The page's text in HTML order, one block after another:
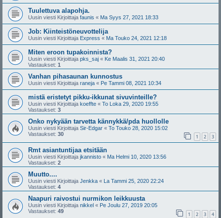
Tuulettuva alapohja.
Uusin viesti Kirjoittaja faunis « Ma Syys 27, 2021 18:33
Job: Kiinteistöneuvottelija
Uusin viesti Kirjoittaja Express « Ma Touko 24, 2021 12:18
Miten eroon tupakoinnista?
Uusin viesti Kirjoittaja pks_saj « Ke Maalis 31, 2021 20:40
Vastaukset: 1
Vanhan pihasaunan kunnostus
Uusin viesti Kirjoittaja raneja « Pe Tammi 08, 2021 10:34
mistä eristetyt pikku-ikkunat sivuvinteille?
Uusin viesti Kirjoittaja koeffte « To Loka 29, 2020 19:55
Vastaukset: 3
Onko nykyään tarvetta kännykkä/pda huollolle
Uusin viesti Kirjoittaja Sir-Edgar « To Touko 28, 2020 15:02
Vastaukset: 30 1 2 3
Rmt asiantuntijaa etsitään
Uusin viesti Kirjoittaja jkannisto « Ma Helmi 10, 2020 13:56
Vastaukset: 2
Muutto....
Uusin viesti Kirjoittaja Jenkka «
La Tammi 25, 2020 22:24
Vastaukset: 4
Naapuri raivostui nurmikon leikkuusta
Uusin viesti Kirjoittaja nikkel « Pe Joulu 27, 2019 20:05
Vastaukset: 49 1 2 3 4